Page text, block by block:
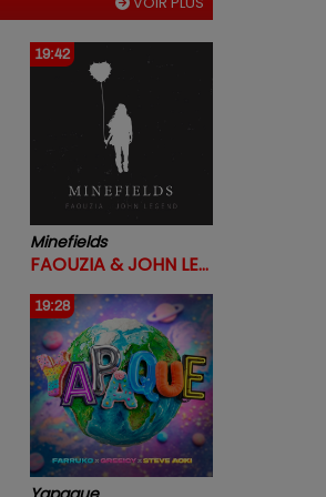
19:42
Minefields
FAOUZIA & JOHN LEGEND
19:28